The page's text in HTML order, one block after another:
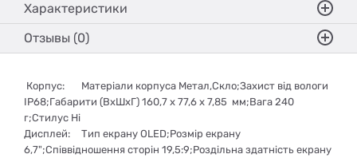
Характеристики
Отзывы (0)
Корпус:
Матеріали корпуса Метал,Скло;Захист від вологи
IP68;Габарити (ВхШхГ) 160,7 х 77,6 х 7,85 мм;Вага 240
г;Стилус Ні
Дисплей:
Тип екрану OLED;Розмір екрану
6,7";Співвідношення сторін 19,5:9;Роздільна здатність екрану